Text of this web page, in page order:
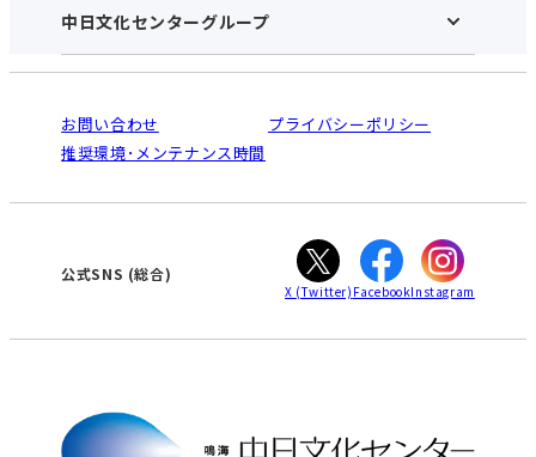
アクセス･営業時間
お申し込みの流れ
入会と受講のご案内
中日文化センターHOME
中日文化センターとは
受講規約・会員特典
ご利用ガイド
オンライン講座受講の手順
WEBサイトのよくある質問
中日文化センターグループ
南大高
犬山
高蔵寺
大垣
津
お問い合わせ
プライバシーポリシー
推奨環境･メンテナンス時間
公式SNS (総合)
X (Twitter) FacebookInstagram